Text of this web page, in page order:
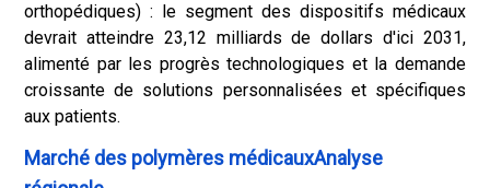
orthopédiques) : le segment des dispositifs médicaux
devrait atteindre 23,12 milliards de dollars d'ici 2031,
alimenté par les progrès technologiques et la demande
croissante de solutions personnalisées et spécifiques
aux patients.
Marché des polymères médicauxAnalyse